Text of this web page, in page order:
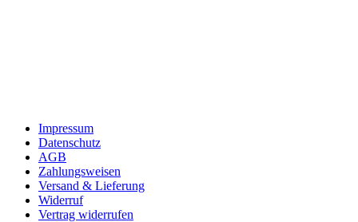
Impressum
Datenschutz
AGB
Zahlungsweisen
Versand & Lieferung
Widerruf
Vertrag widerrufen